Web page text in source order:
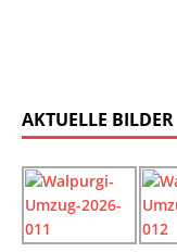
AKTUELLE BILDER